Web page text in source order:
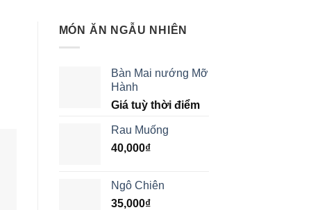
MÓN ĂN NGẪU NHIÊN
Bàn Mai nướng Mỡ
Hành
Giá tuỳ thời điểm
Rau Muống
40,000₫
Ngô Chiên
35,000₫